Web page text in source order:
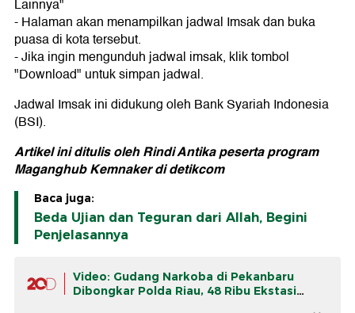
Lainnya"
- Halaman akan menampilkan jadwal Imsak dan buka
puasa di kota tersebut.
- Jika ingin mengunduh jadwal imsak, klik tombol
"Download" untuk simpan jadwal.
Jadwal Imsak ini didukung oleh Bank Syariah Indonesia
(BSI).
Artikel ini ditulis oleh Rindi Antika peserta program
Maganghub Kemnaker di detikcom
Baca juga:
Beda Ujian dan Teguran dari Allah, Begini
Penjelasannya
Video: Gudang Narkoba di Pekanbaru
Dibongkar Polda Riau, 48 Ribu Ekstasi